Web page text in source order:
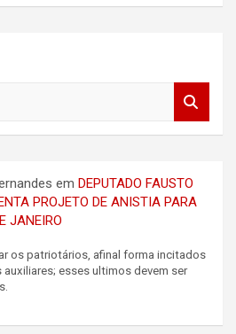
em DEPUTADO FAUSTO
PROJETO DE ANISTIA PARA
JANEIRO
os patriotários, afinal forma incitados
auxiliares; esses ultimos devem ser